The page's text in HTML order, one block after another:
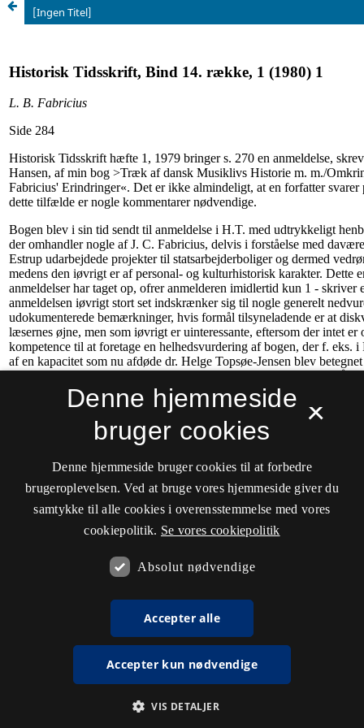
[Ingen Titel]
×
Denne hjemmeside
bruger cookies
Denne hjemmeside bruger cookies til at forbedre
brugeroplevelsen. Ved at bruge vores hjemmeside giver du
samtykke til alle cookies i overensstemmelse med vores
cookiepolitik. Se vores cookiepolitik
Absolut nødvendige
Accepter alle
Accepter kun nødvendige
VIS DETALJER